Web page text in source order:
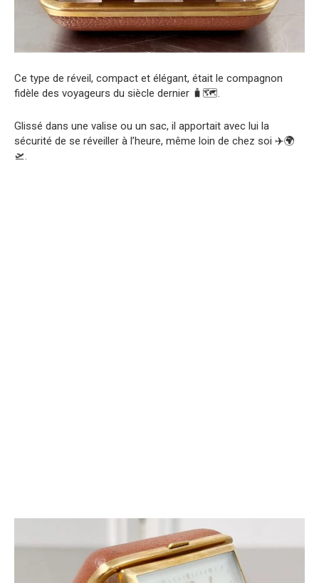
Ce type de réveil, compact et élégant, était le compagnon
fidèle des voyageurs du siècle dernier 🧳🗺️.
Glissé dans une valise ou un sac, il apportait avec lui la
sécurité de se réveiller à l’heure, même loin de chez soi ✈️🌍
🛫.